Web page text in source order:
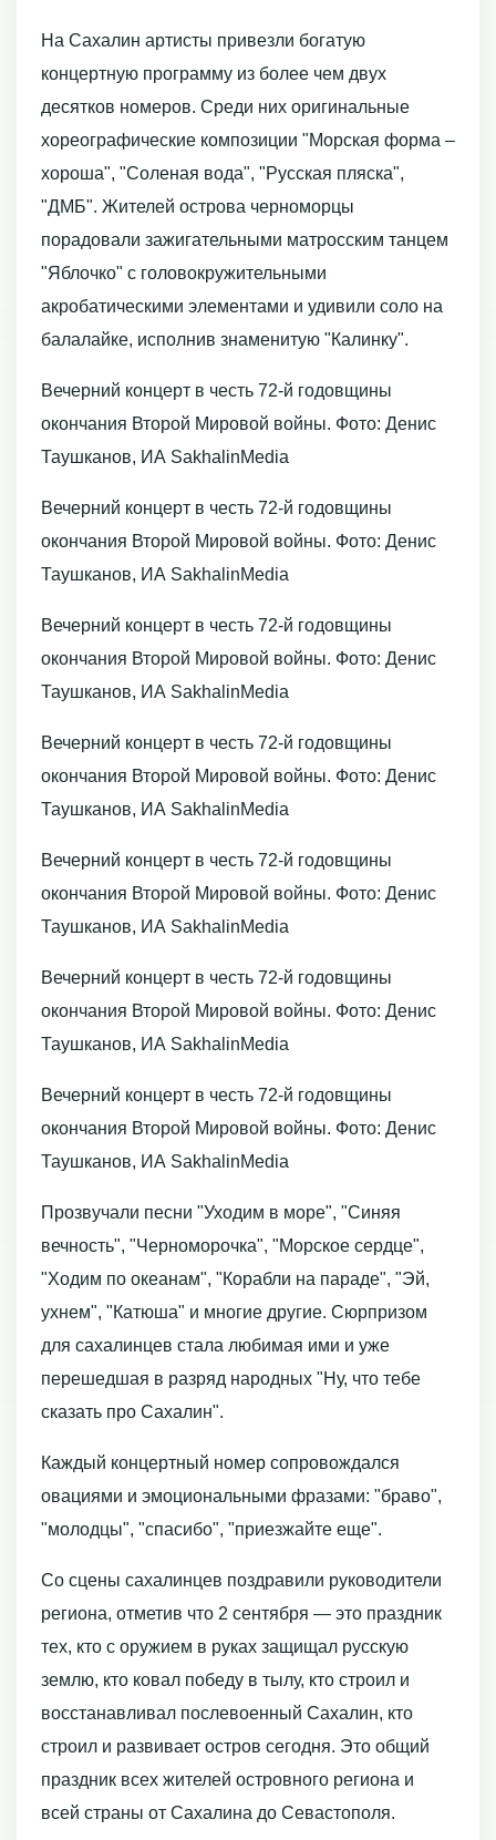
На Сахалин артисты привезли богатую
концертную программу из более чем двух
десятков номеров. Среди них оригинальные
хореографические композиции "Морская форма –
хороша", "Соленая вода", "Русская пляска",
"ДМБ". Жителей острова черноморцы
порадовали зажигательными матросским танцем
"Яблочко" с головокружительными
акробатическими элементами и удивили соло на
балалайке, исполнив знаменитую "Калинку".
Вечерний концерт в честь 72-й годовщины
окончания Второй Мировой войны. Фото: Денис
Таушканов, ИА SakhalinMedia
Вечерний концерт в честь 72-й годовщины
окончания Второй Мировой войны. Фото: Денис
Таушканов, ИА SakhalinMedia
Вечерний концерт в честь 72-й годовщины
окончания Второй Мировой войны. Фото: Денис
Таушканов, ИА SakhalinMedia
Вечерний концерт в честь 72-й годовщины
окончания Второй Мировой войны. Фото: Денис
Таушканов, ИА SakhalinMedia
Вечерний концерт в честь 72-й годовщины
окончания Второй Мировой войны. Фото: Денис
Таушканов, ИА SakhalinMedia
Вечерний концерт в честь 72-й годовщины
окончания Второй Мировой войны. Фото: Денис
Таушканов, ИА SakhalinMedia
Вечерний концерт в честь 72-й годовщины
окончания Второй Мировой войны. Фото: Денис
Таушканов, ИА SakhalinMedia
Прозвучали песни "Уходим в море", "Синяя
вечность", "Черноморочка", "Морское сердце",
"Ходим по океанам", "Корабли на параде", "Эй,
ухнем", "Катюша" и многие другие. Сюрпризом
для сахалинцев стала любимая ими и уже
перешедшая в разряд народных "Ну, что тебе
сказать про Сахалин".
Каждый концертный номер сопровождался
овациями и эмоциональными фразами: "браво",
"молодцы", "спасибо", "приезжайте еще".
Со сцены сахалинцев поздравили руководители
региона, отметив что 2 сентября — это праздник
тех, кто с оружием в руках защищал русскую
землю, кто ковал победу в тылу, кто строил и
восстанавливал послевоенный Сахалин, кто
строил и развивает остров сегодня. Это общий
праздник всех жителей островного региона и
всей страны от Сахалина до Севастополя.